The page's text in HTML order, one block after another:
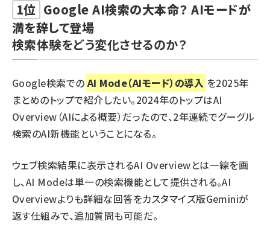
1位 Google AI検索の大本命？ AIモードが
満を辞して登場
検索体験をどう変化させるのか？
Google検索での AI Mode（AIモード）の導入 を2025年
まとめのトップで紹介したい。2024年のトップはAI
Overview （AIによる概要）だったので、2年連続でグーグル
検索のAI新機能ということになる。
ウェブ検索結果に表示されるAI Overviewとは一線を画
し、AI Modeは単一の検索機能として提供される。AI
Overviewよりも詳細な回答をカスタマイズ版Geminiが
返す仕組みで、追加質問も可能だ。